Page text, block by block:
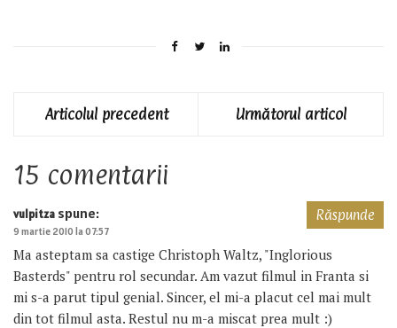
Articolul precedent Următorul articol
15 comentarii
vulpitza spune:
9 martie 2010 la 07:57
Ma asteptam sa castige Christoph Waltz, "Inglorious
Basterds" pentru rol secundar. Am vazut filmul in Franta si
mi s-a parut tipul genial. Sincer, el mi-a placut cel mai mult
din tot filmul asta. Restul nu m-a miscat prea mult :)
Răspunde